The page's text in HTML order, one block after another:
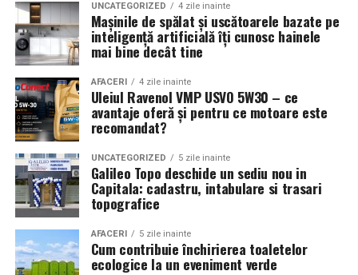
UNCATEGORIZED 4 zile inainte
Mașinile de spălat și uscătoarele bazate pe
inteligență artificială îți cunosc hainele
mai bine decât tine
AFACERI 4 zile inainte
Uleiul Ravenol VMP USVO 5W30 – ce
avantaje oferă și pentru ce motoare este
recomandat?
UNCATEGORIZED 5 zile inainte
Galileo Topo deschide un sediu nou in
Capitala: cadastru, intabulare si trasari
topografice
AFACERI 5 zile inainte
Cum contribuie închirierea toaletelor
ecologice la un eveniment verde